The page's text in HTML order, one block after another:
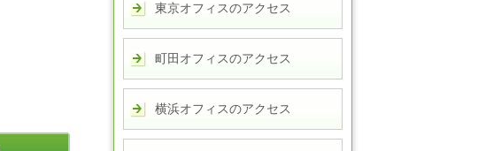
東京オフィスのアクセス
町田オフィスのアクセス
横浜オフィスのアクセス